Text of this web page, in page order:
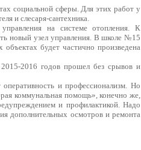
социальной сферы. Для этих работ у
и слесаря-сантехника.
на системе отопления. К
новый узел управления. В школе №15
будет частично произведена
2016 годов прошел без срывов и
и профессионализм. Но
коммунальная помощь», конечно же,
и профилактикой. Надо
дополнительных осмотров и ремонта